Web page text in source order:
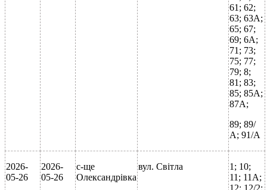
61; 62;
63; 63А;
65; 67;
69; 6А;
71; 73;
75; 77;
79; 8;
81; 83;
85; 85А;
87А;
89; 89/
А; 91/А
2026-
05-26
2026-
05-26
с-ще
Олександрівка
вул. Світла
1; 10;
11; 11А;